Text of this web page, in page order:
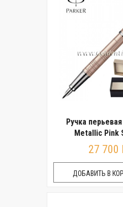
Ручка
Metallic Pink
27 700
ДОБАВИТЬ В